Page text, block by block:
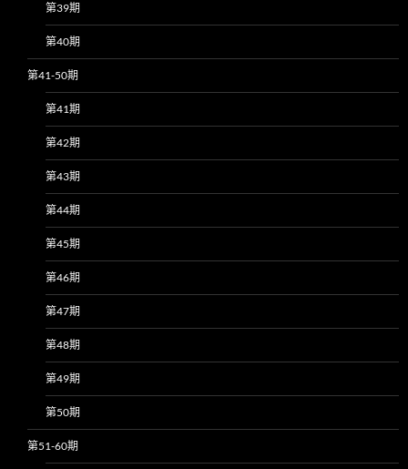
第39期
第40期
第41-50期
第41期
第42期
第43期
第44期
第45期
第46期
第47期
第48期
第49期
第50期
第51-60期